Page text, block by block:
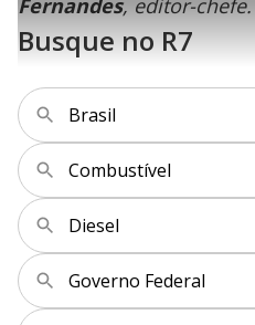
l
a
y
V
i
0
s
g
u
o
1
0
s
e
g
d
u
%
Busque no R7
Brasil
Combustível
Diesel
Governo Federal